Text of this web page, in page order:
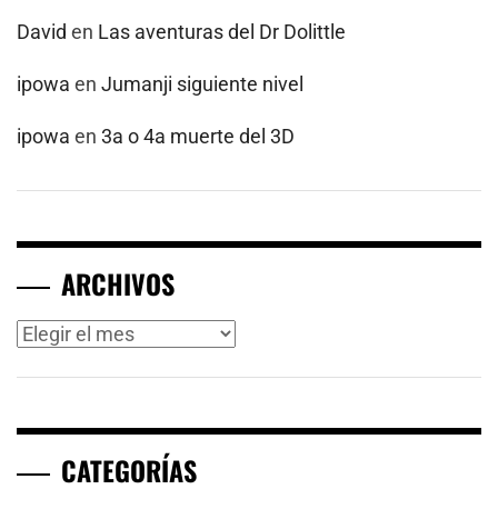
David en Las aventuras del Dr Dolittle
ipowa en Jumanji siguiente nivel
ipowa en 3a o 4a muerte del 3D
ARCHIVOS
Archivos
CATEGORÍAS